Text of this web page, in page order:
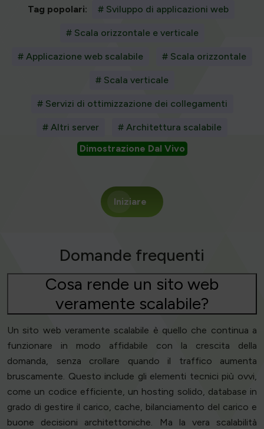
Tag popolari: # Sviluppo di applicazioni web
# Scala orizzontale e verticale
# Applicazione web scalabile # Scala orizzontale
# Scala verticale
# Servizi di ottimizzazione dei collegamenti
# Altri server
# Architettura scalabile
Dimostrazione Dal Vivo
Iniziare
Domande frequenti
Cosa rende un sito web
veramente scalabile?
Un sito web veramente scalabile è quello che continua a
funzionare in modo affidabile con la crescita della
domanda, senza crollare quando il traffico aumenta
bruscamente. Questo include gli elementi tecnici più ovvi,
come un codice efficiente, un hosting solido, database in
grado di gestire il carico, cache, bilanciamento del carico e
buone decisioni architettoniche. Ma la vera scalabilità